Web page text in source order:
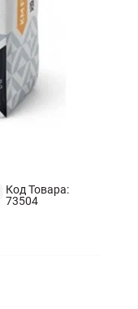
Код Товара:
73504